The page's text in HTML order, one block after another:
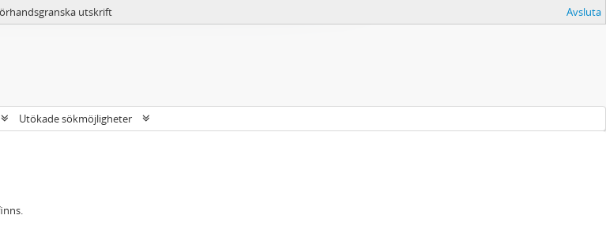
utskrift Avsluta
Utökade sökmöjligheter